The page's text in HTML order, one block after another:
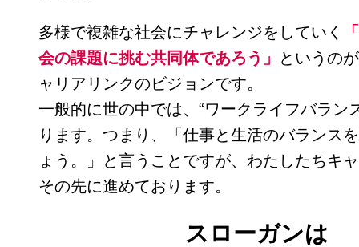
多様で複雑な社会にチャレンジをしていく
会の課題に挑む共同体であろう」
というの
ャリアリンクのビジョンです。
一般的に世の中では、“ワークライフバラン
ります。つまり、「仕事と生活のバランス
ょう。」と言うことですが、わたしたちキ
その先に進めております。
スローガンは